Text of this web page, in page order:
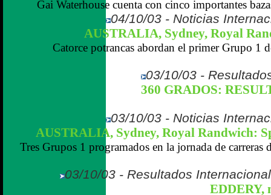
Gai Waterhouse cuenta con cinco importantes
04/10/03 - Noticias
AUSTRALIA, Sydney, Royal
Catorce potrancas abordan el primer Grupo 1
03/10/03 -
360 GRADOS:
03/10/03 - Noticias
AUSTRALIA, Sydney, Royal Randwich:
Tres Grupos 1 programados en la jornada de carreras
03/10/03 - Resultados
EDDERY,